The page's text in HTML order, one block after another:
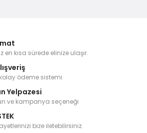
en kısa sürede elinize ulaşır.
ödeme sistemi
Yelpazesi
ve kampanya seçeneği
bize iletebilirsiniz.